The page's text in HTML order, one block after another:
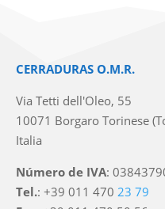
CERRADURAS O.M.R.
Via Tetti dell'Oleo, 55
10071 Borgaro Torinese
Italia
Número de IVA:
Tel.: +39 011 470 23 79